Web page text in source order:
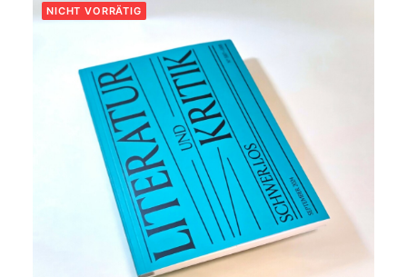
NICHT VORRÄTIG